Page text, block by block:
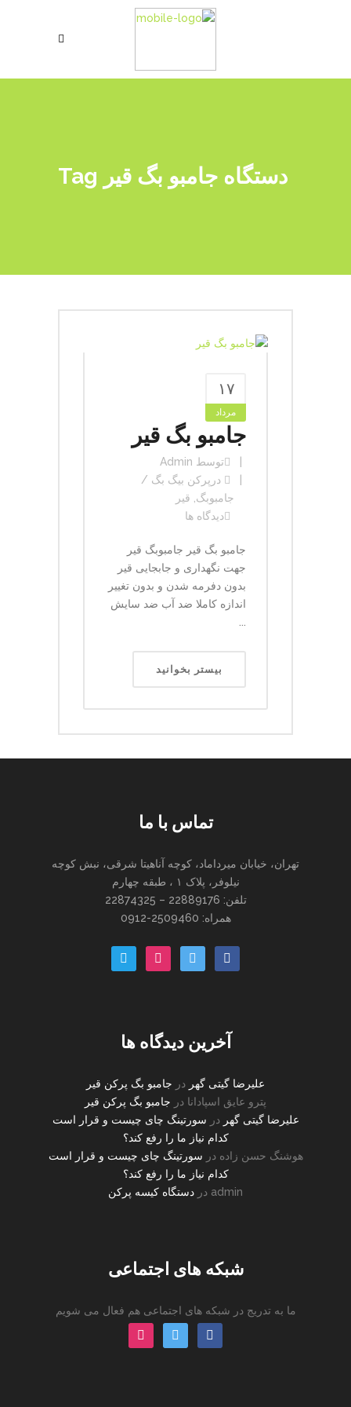
دستگاه جامبو بگ قیر Tag
۱۷
مرداد
جامبو بگ قیر
توسط Admin
در پرکن بیگ بگ /
جامبوبگ قیر
دیدگاه ها
جامبو بگ قیر جامبوبگ قیر
جهت نگهداری و جابجایی قیر
بدون دفرمه شدن و بدون تغییر
اندازه کاملا ضد آب ضد سایش
بیستر بخوانید
تماس با ما
تهران، خیابان میرداماد، کوچه آناهیتا شرقی، نبش کوچه
نیلوفر، پلاک ۱ ، طبقه چهارم
تلفن: 22889176 – 22874325
همراه: 2509460-0912
facebook
twitter
instagram
paper-
plane-
آخرین دیدگاه ها
علیرضا گیتی گهر در جامبو بگ پرکن قیر
پترو عایق اسپادانا در جامبو بگ پرکن قیر
علیرضا گیتی گهر در سورتینگ چای چیست و قرار است
کدام نیاز ما را رفع کند؟
هوشنگ حسن زاده در سورتینگ چای چیست و قرار است
کدام نیاز ما را رفع کند؟
admin در دستگاه کیسه پرکن
شبکه های اجتماعی
ما به تدریج در شبکه های اجتماعی هم فعال می شویم
facebook
twitter
instagram